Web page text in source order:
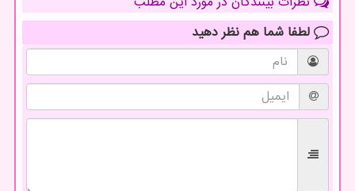
لطفا شما هم نظر دهید